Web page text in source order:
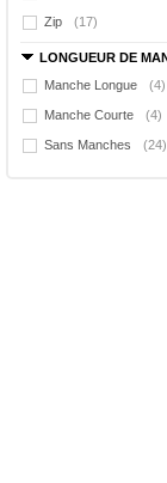
Zip (17)
LONGUEUR DE
Manche Longue
(4)
Manche Courte (4)
Sans Manches (24)